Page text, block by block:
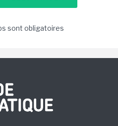
sont obligatoires